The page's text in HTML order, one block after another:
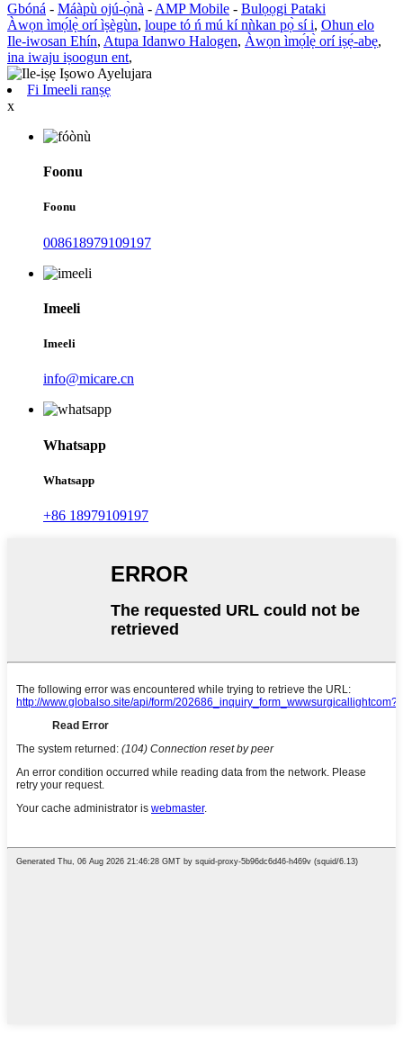
Gbóná - Máàpù ojú-ọ̀nà - AMP Mobile - Bulọọgi Pataki
Àwọn ìmọ́lẹ̀ orí ìṣègùn, loupe tó ń mú kí nǹkan pọ̀ sí i, Ohun elo
Ile-iwosan Ehín, Atupa Idanwo Halogen, Àwọn ìmọ́lẹ̀ orí iṣẹ́-abẹ,
ina iwaju iṣoogun ent,
Fi Imeeli ranṣẹ
x
Foonu
Foonu
008618979109197
Imeeli
Imeeli
info@micare.cn
Whatsapp
Whatsapp
+86 18979109197